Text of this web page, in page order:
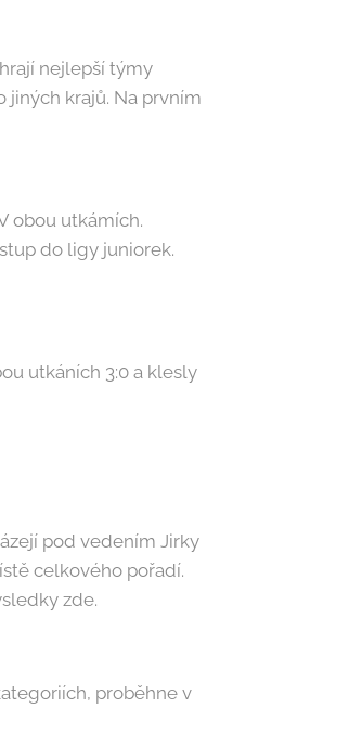
nejlepší týmy
jiných krajů. Na prvním
obou utkámích.
do ligy juniorek.
utkáních 3:0 a klesly
pod vedením Jirky
celkového pořadí.
zde.
proběhne v